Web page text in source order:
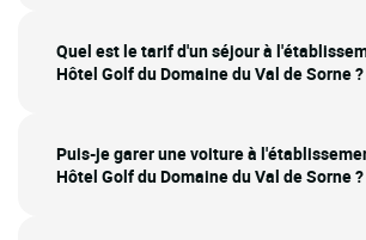
Quel est le tarif d'un séjour à
Hôtel Golf du Domaine du Val de Sorne ?
Puis-je garer une voiture à
Hôtel Golf du Domaine du Val de Sorne ?